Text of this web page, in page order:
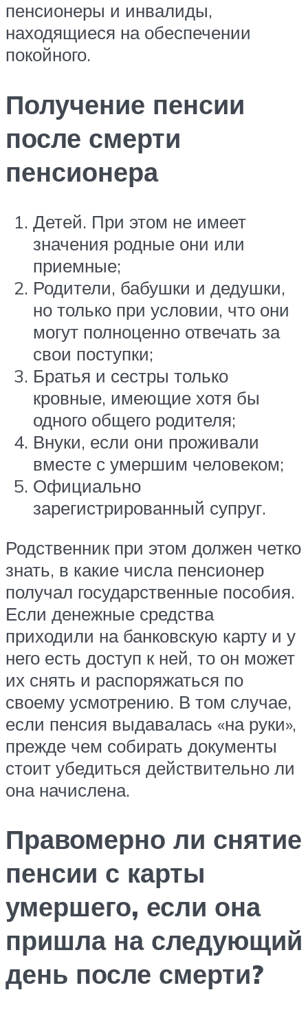
пенсионеры и инвалиды,
находящиеся на обеспечении
покойного.
Получение пенсии
после смерти
пенсионера
Детей. При этом не имеет
значения родные они или
приемные;
Родители, бабушки и дедушки,
но только при условии, что они
могут полноценно отвечать за
свои поступки;
Братья и сестры только
кровные, имеющие хотя бы
одного общего родителя;
Внуки, если они проживали
вместе с умершим человеком;
Официально
зарегистрированный супруг.
Родственник при этом должен четко
знать, в какие числа пенсионер
получал государственные пособия.
Если денежные средства
приходили на банковскую карту и у
него есть доступ к ней, то он может
их снять и распоряжаться по
своему усмотрению. В том случае,
если пенсия выдавалась «на руки»,
прежде чем собирать документы
стоит убедиться действительно ли
она начислена.
Правомерно ли снятие
пенсии с карты
умершего, если она
пришла на следующий
день после смерти?